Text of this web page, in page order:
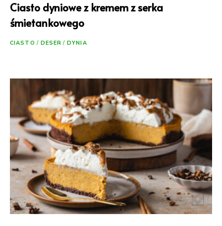
Ciasto dyniowe z kremem z serka
śmietankowego
CIASTO / DESER / DYNIA